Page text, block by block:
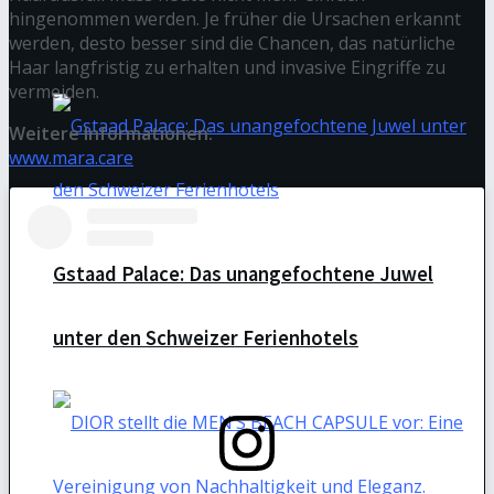
Feinwäsche
Gstaad Palace: Das unangefochtene Juwel
unter den Schweizer Ferienhotels
hingenommen werden. Je früher die Ursachen erkannt
werden, desto besser sind die Chancen, das natürliche
Haar langfristig zu erhalten und invasive Eingriffe zu
vermeiden.
Weitere Informationen:
www.mara.care